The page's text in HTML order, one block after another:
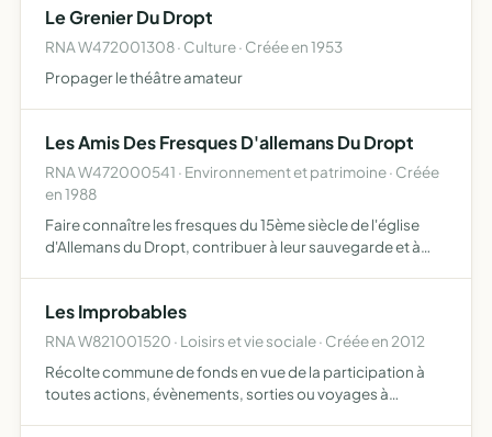
Le Grenier Du Dropt
RNA W472001308 · Culture · Créée en 1953
Propager le théâtre amateur
Les Amis Des Fresques D'allemans Du Dropt
RNA W472000541 · Environnement et patrimoine · Créée
en 1988
Faire connaître les fresques du 15ème siècle de l'église
d'Allemans du Dropt, contribuer à leur sauvegarde et à
Les Improbables
RNA W821001520 · Loisirs et vie sociale · Créée en 2012
Récolte commune de fonds en vue de la participation à
toutes actions, évènements, sorties ou voyages à